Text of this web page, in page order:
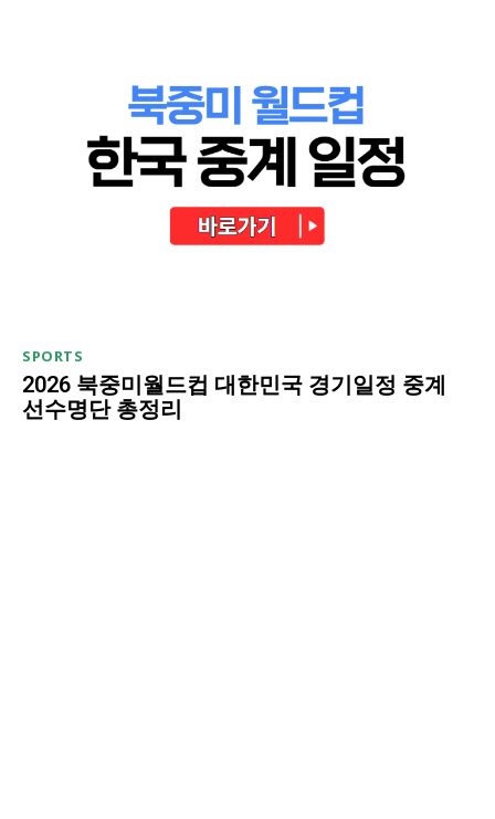
SPORTS
2026 북중미월드컵 대한민국 경기일정 중계
선수명단 총정리